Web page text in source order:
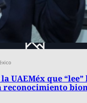
UAEMéx que “lee”
reconocimiento